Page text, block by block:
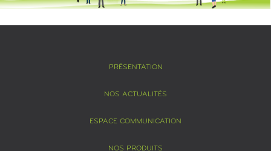
PRÉSENTATION
NOS ACTUALITÉS
ESPACE COMMUNICATION
NOS PRODUITS